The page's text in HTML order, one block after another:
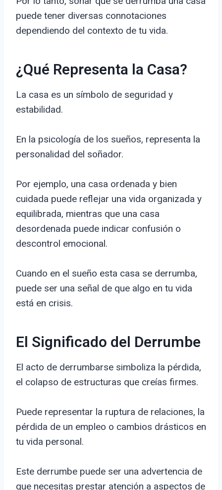
puede tener diversas connotaciones
dependiendo del contexto de tu vida.
¿Qué Representa la Casa?
La casa es un símbolo de seguridad y
estabilidad.
En la psicología de los sueños, representa la
personalidad del soñador.
Por ejemplo, una casa ordenada y bien
cuidada puede reflejar una vida organizada y
equilibrada, mientras que una casa
desordenada puede indicar confusión o
descontrol emocional.
Cuando en el sueño esta casa se derrumba,
puede ser una señal de que algo en tu vida
está en crisis.
El Significado del Derrumbe
El acto de derrumbarse simboliza la pérdida,
el colapso de estructuras que creías firmes.
Puede representar la ruptura de relaciones, la
pérdida de un empleo o cambios drásticos en
tu vida personal.
Este derrumbe puede ser una advertencia de
que necesitas prestar atención a aspectos de